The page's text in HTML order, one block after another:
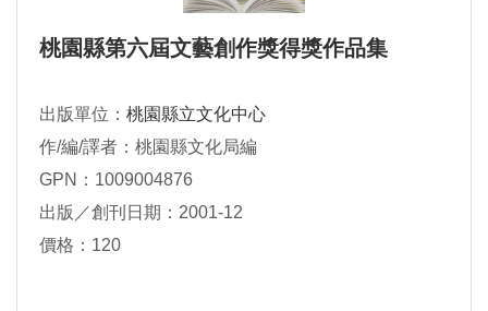
桃園縣第六屆文藝創作獎得獎作品集
出版單位： 桃園縣立文化中心
作/編/譯者：桃園縣文化局編
GPN：1009004876
出版／創刊日期：2001-12
價格：120